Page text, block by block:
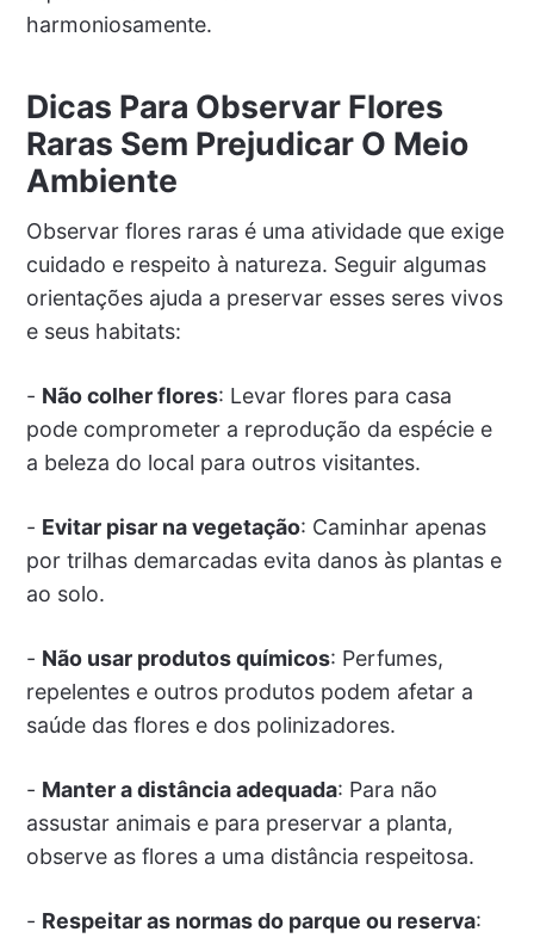
harmoniosamente.
Dicas Para Observar Flores
Raras Sem Prejudicar O Meio
Ambiente
Observar flores raras é uma atividade que exige
cuidado e respeito à natureza. Seguir algumas
orientações ajuda a preservar esses seres vivos
e seus habitats:
- Não colher flores: Levar flores para casa
pode comprometer a reprodução da espécie e
a beleza do local para outros visitantes.
- Evitar pisar na vegetação: Caminhar apenas
por trilhas demarcadas evita danos às plantas e
ao solo.
- Não usar produtos químicos: Perfumes,
repelentes e outros produtos podem afetar a
saúde das flores e dos polinizadores.
- Manter a distância adequada: Para não
assustar animais e para preservar a planta,
observe as flores a uma distância respeitosa.
- Respeitar as normas do parque ou reserva: